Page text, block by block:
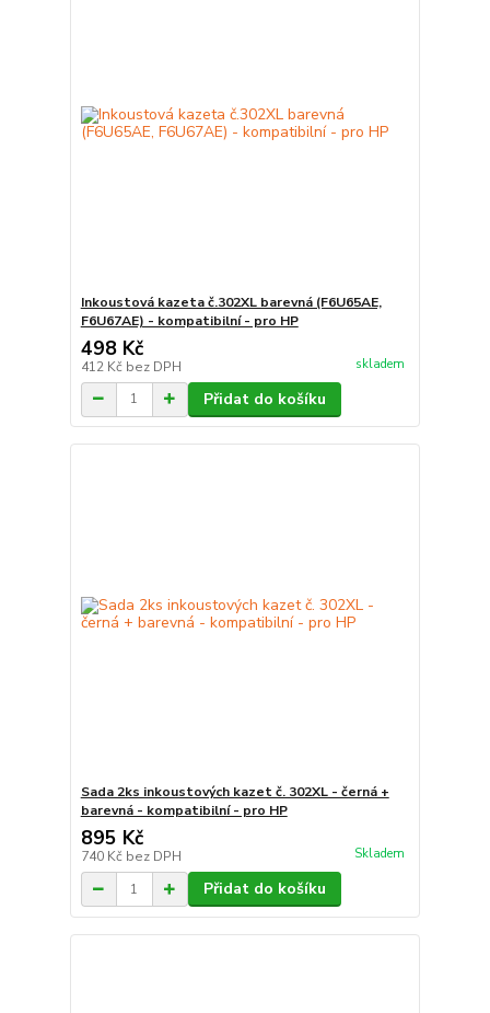
Inkoustová kazeta č.302XL barevná (F6U65AE,
F6U67AE) - kompatibilní - pro HP
498 Kč
412 Kč bez DPH skladem
Přidat do košíku
Sada 2ks inkoustových kazet č. 302XL - černá +
barevná - kompatibilní - pro HP
895 Kč
740 Kč bez DPH Skladem
Přidat do košíku